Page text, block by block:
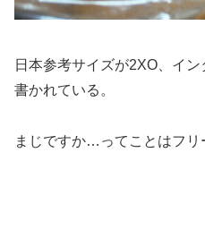
日本参考サイズが2XO、イ
書かれている。
まじですか…ってことはフリ